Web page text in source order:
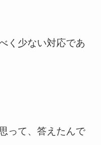
く少ない対応であ
って、答えたんで